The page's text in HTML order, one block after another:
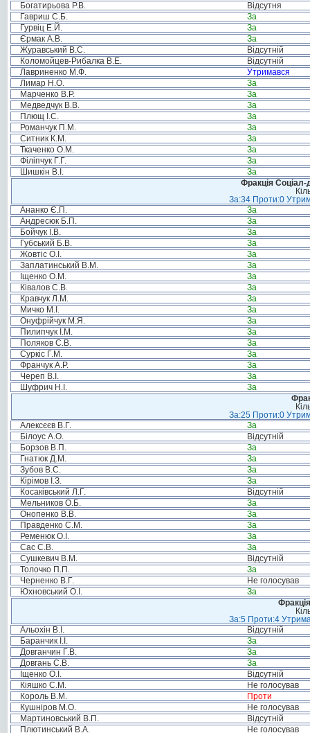
Богатирьова Р.В.
Відсутня
Гавриш С.Б.
За
Гурвіц Е.Й.
За
Єрмак А.В.
За
Журавський В.С.
Відсутній
Коломойцев-Рибалка В.Е.
Відсутній
Лавриненко М.Ф.
Утримався
Лимар Н.О.
За
Марченко В.Р.
За
Медведчук В.В.
За
Плющ І.С.
За
Романчук П.М.
За
Ситник К.М.
За
Ткаченко О.М.
За
Філіпчук Г.Г.
За
Шишкін В.І.
За
Фракція Соціал-
За:34 Проти:0
Ананко Є.П.
За
Андресюк Б.П.
За
Бойчук І.В.
За
Губський Б.В.
За
Жовтіс О.І.
За
Заплатинський В.М.
За
Іщенко О.М.
За
Ківалов С.В.
За
Кравчук Л.М.
За
Мичко М.І.
За
Онуфрійчук М.Я.
За
Пилипчук І.М.
За
Поляков С.В.
За
Суркіс Г.М.
За
Франчук А.Р.
За
Череп В.І.
За
Шуфрич Н.І.
За
За:25 Проти:0
Алексєєв В.Г.
За
Білоус А.О.
Відсутній
Борзов В.П.
За
Гнатюк Д.М.
За
Зубов В.С.
За
Кірімов І.З.
За
Косаківський Л.Г.
Відсутній
Мельников О.Б.
За
Онопенко В.В.
За
Правденко С.М.
За
Ременюк О.І.
За
Сас С.В.
За
Сушкевич В.М.
Відсутній
Толочко П.П.
За
Черненко В.Г.
Не голосував
Юхновський О.І.
За
За:5 Проти:4
Альохін В.І.
Відсутній
Баранчик І.І.
За
Довганчин Г.В.
За
Довгань С.В.
За
Іщенко О.І.
Відсутній
Кіяшко С.М.
Не голосував
Король В.М.
Проти
Кушніров М.О.
Не голосував
Мартиновський В.П.
Відсутній
Плютинський В.А.
Не голосував